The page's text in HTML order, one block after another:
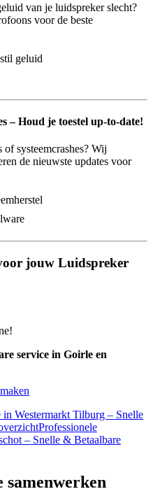
van je luidspreker slecht?
voor de beste
geluid
– Houd je toestel up-to-date!
systeemcrashes? Wij
de nieuwste updates voor
jouw Luidspreker
service in Goirle en
Westermarkt Tilburg – Snelle
Professionele
– Snelle & Betaalbare